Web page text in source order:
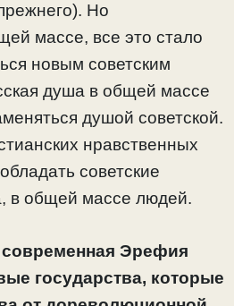
Но
массе, все это стало
новым советским
душа в общей массе
душой советской.
нравственных
советские
в общей массе людей.
Эрефия
государства, которые